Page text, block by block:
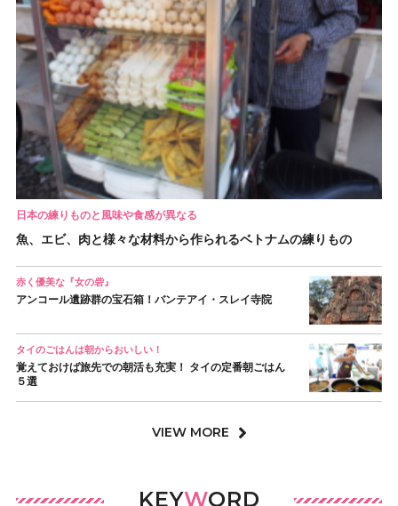
日本の練りものと風味や食感が異なる
魚、エビ、肉と様々な材料から作られるベトナムの練りもの
赤く優美な『女の砦』
アンコール遺跡群の宝石箱！バンテアイ・スレイ寺院
タイのごはんは朝からおいしい！
覚えておけば旅先での朝活も充実！ タイの定番朝ごはん
５選
VIEW MORE
KEYWORD